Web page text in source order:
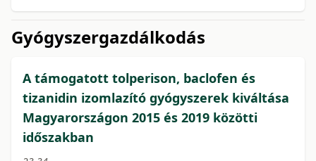
Gyógyszergazdálkodás
A támogatott tolperison, baclofen és
tizanidin izomlazító gyógyszerek kiváltása
Magyarországon 2015 és 2019 közötti
időszakban